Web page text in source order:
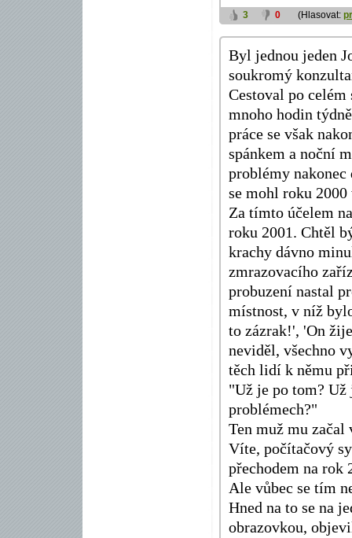
3 0 (Hlasovat:
Byl jednou jeden
soukromý
Cestoval po
mnoho hodin
práce se však
spánkem a noční
problémy
se mohl roku 2000
Za tímto účelem
roku 2001. Chtěl
krachy dávno
zmrazovacího
probuzení nastal
místnost, v níž
to zázrak!', 'On
neviděl, všechno
těch lidí k němu
"Už je po tom? Už
problémech?"
Ten muž mu
Víte, počítačový
přechodem na rok
Ale vůbec se tím
Hned na to se na
obrazovkou,